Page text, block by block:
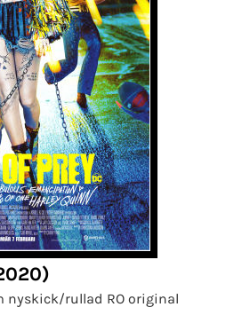
nyskick/rullad RO original